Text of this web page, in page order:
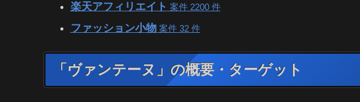
楽天アフィリエイト 案件 2200 件
ファッション小物案件 32 件
「ヴァンテーヌ」の概要・ターゲット